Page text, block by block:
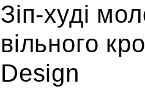
Зіп-худі
вільного
Design